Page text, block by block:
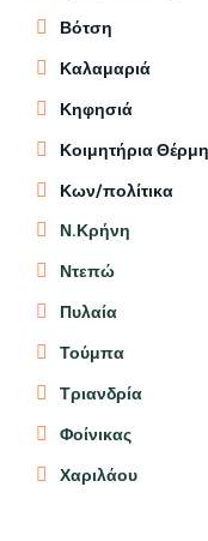
Βότση
Καλαμαριά
Κηφησιά
Κοιμητήρια
Κων/πολίτικα
Ν.Κρήνη
Ντεπώ
Πυλαία
Τούμπα
Τριανδρία
Φοίνικας
Χαριλάου